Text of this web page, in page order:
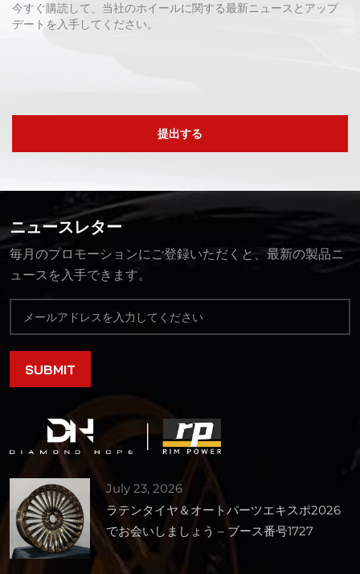
今すぐ購読して、当社のホイールに関する最新ニュースとアップ
デートを入手してください。
提出する
ニュースレター
毎月のプロモーションにご登録いただくと、最新の製品ニ
ュースを入手できます。
July 23, 2026
ラテンタイヤ＆オートパーツエキスポ2026
でお会いしましょう – ブース番号1727